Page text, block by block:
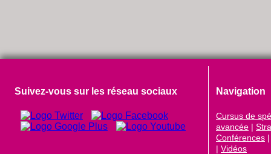
Suivez-vous sur les réseau sociaux Navigation
Cursus de
avancée |
Conférences
| Vidéos